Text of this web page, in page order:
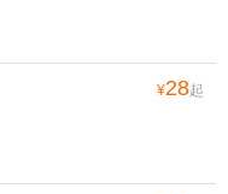
¥28起